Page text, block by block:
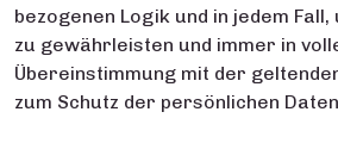
bezogenen Logik und in jedem
zu gewährleisten und immer in
Übereinstimmung mit der
zum Schutz der persönlichen